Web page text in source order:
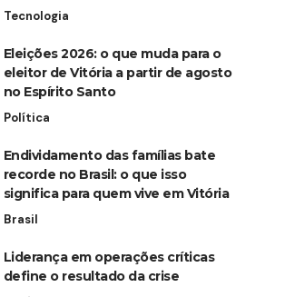
Tecnologia
Eleições 2026: o que muda para o
eleitor de Vitória a partir de agosto
no Espírito Santo
Política
Endividamento das famílias bate
recorde no Brasil: o que isso
significa para quem vive em Vitória
Brasil
Liderança em operações críticas
define o resultado da crise